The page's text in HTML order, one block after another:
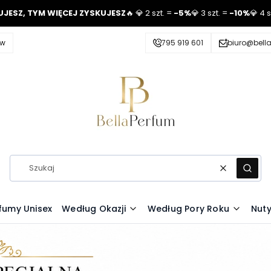
TYM WIĘCEJ ZYSKUJESZ🔥 💎 2 szt. = -5%💎 3 szt. = -10%💎 4
795 919 601
WyczyśćSzukaj
Unisex Według Okazji Według Pory Roku